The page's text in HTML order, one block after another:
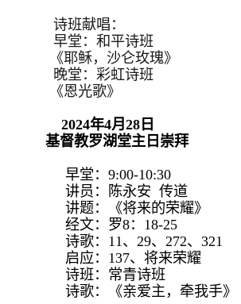
诗班献唱：
早堂：和平诗班
《耶稣，沙仑玫瑰》
晚堂：彩虹诗班
《恩光歌》
2024年4月28日
基督教罗湖堂主日崇拜
早堂：9:00-10:30
讲员：陈永安 传道
讲题：《将来的荣耀》
经文：罗8：18-25
诗歌：11、29、272、321
启应：137、将来荣耀
诗班：常青诗班
诗歌：《亲爱主，牵我手》